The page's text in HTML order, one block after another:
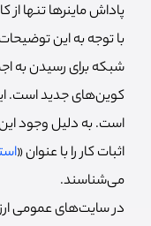
پاداش ماینرها تنها
با توجه به این
شبکه برای رسیدن به
کوین‌های جدید است.
است. به دلیل وجود این
اثبات کار را با عنوان «
می‌شناسند.
در سایت‌های عمومی